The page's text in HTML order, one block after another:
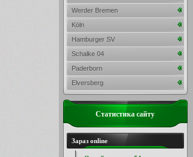
Werder Bremen
Köln
Hamburger SV
Schalke 04
Paderborn
Elversberg
Статистика сайту
Зараз online